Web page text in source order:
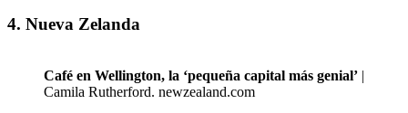
4. Nueva Zelanda
Café en Wellington, la ‘pequeña capital más genial’ |
Camila Rutherford. newzealand.com